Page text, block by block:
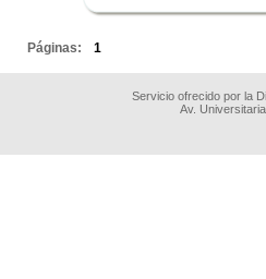
Páginas: 1
Servicio ofrecido por la
Av.